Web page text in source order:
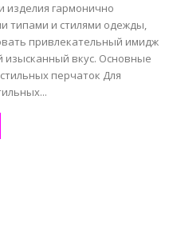
изделия гармонично
типами и стилями одежды,
привлекательный имидж
изысканный вкус. Основные
перчаток Для